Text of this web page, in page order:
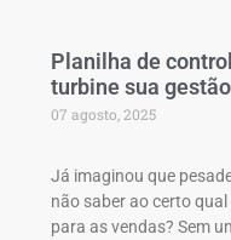
Planilha de
turbine sua
07 agosto, 2025
Já imaginou que
não saber ao certo
para as vendas? Sem